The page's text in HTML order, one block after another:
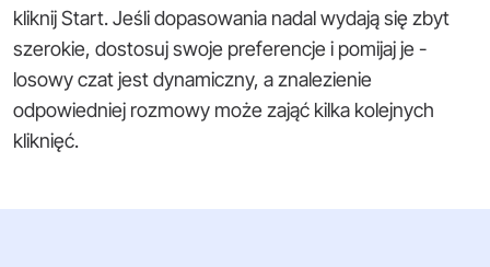
kliknij Start. Jeśli dopasowania nadal wydają się zbyt
szerokie, dostosuj swoje preferencje i pomijaj je -
losowy czat jest dynamiczny, a znalezienie
odpowiedniej rozmowy może zająć kilka kolejnych
kliknięć.